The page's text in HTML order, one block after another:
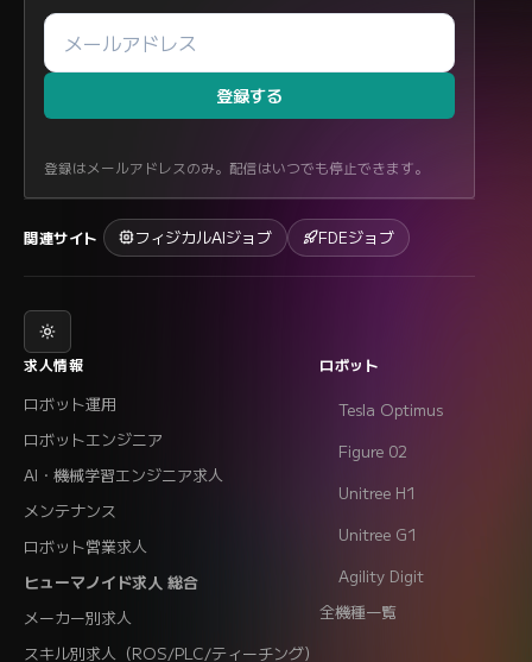
登録する
登録はメールアドレスのみ。配信はいつでも停止できます。
関連サイト フィジカルAIジョブ FDEジョブ
求人情報
ロボット運用
ロボットエンジニア
AI・機械学習エンジニア求人
メンテナンス
ロボット営業求人
ヒューマノイド求人 総合
メーカー別求人
スキル別求人（ROS/PLC/ティーチング）
ロボット
Tesla Optimus
Figure 02
Unitree H1
Unitree G1
Agility Digit
全機種一覧